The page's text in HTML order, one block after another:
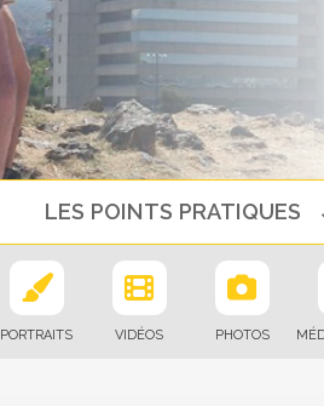
LES POINTS PRATIQUES
PORTRAITS VIDÉOS PHOTOS